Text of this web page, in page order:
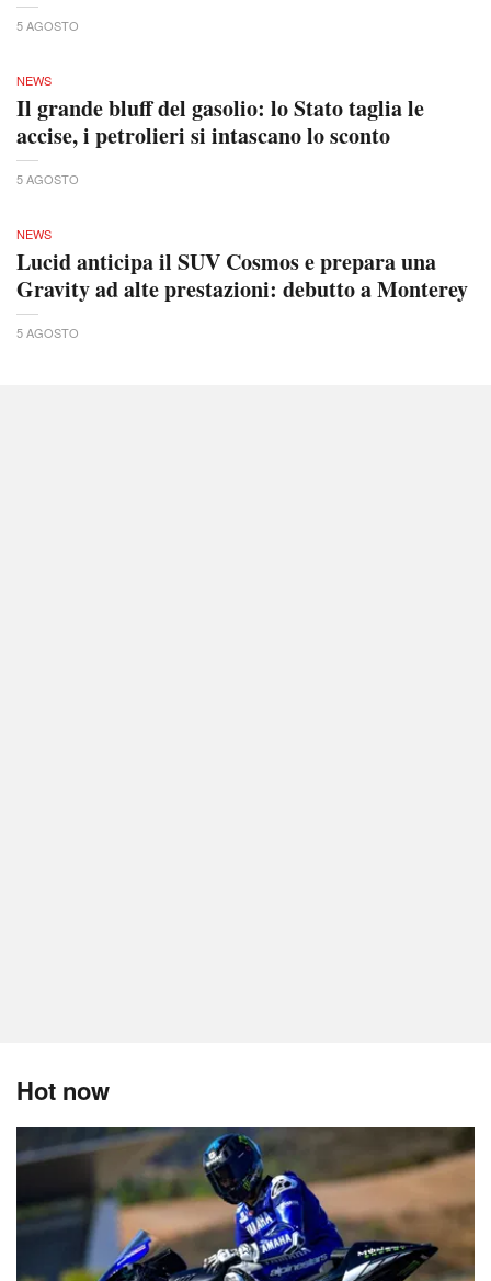
5 AGOSTO
NEWS
Il grande bluff del gasolio: lo Stato taglia le
accise, i petrolieri si intascano lo sconto
5 AGOSTO
NEWS
Lucid anticipa il SUV Cosmos e prepara una
Gravity ad alte prestazioni: debutto a Monterey
5 AGOSTO
Hot now